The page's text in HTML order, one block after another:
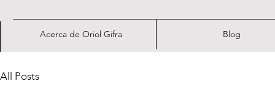
Acerca de Oriol Gifra Blog
All Posts